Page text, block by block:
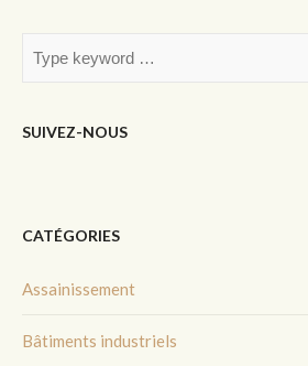
SUIVEZ-NOUS
CATÉGORIES
Assainissement
Bâtiments industriels